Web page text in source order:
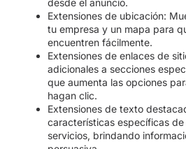
Extensiones de ubicación:
tu empresa y un mapa para
encuentren fácilmente.
Extensiones de enlaces de
adicionales a secciones
que aumenta las opciones
hagan clic.
Extensiones de texto
características específicas
servicios, brindando